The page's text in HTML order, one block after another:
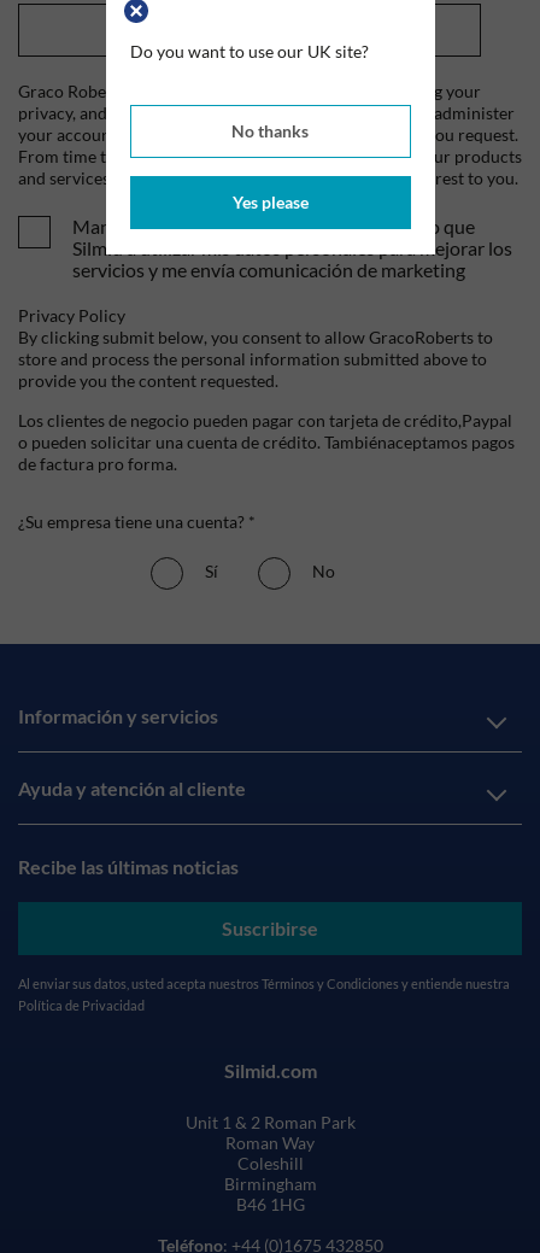
Do you want to use our UK site?
No thanks
Yes please
Graco Roberts is committed to protecting and respecting your
privacy, and we'll only use your personal information to administer
your account and to provide the products and services you request.
From time to time, we would like to contact you about our products
and services, as well as other content that may be of interest to you.
Mandame tus ofertas y novedades. Entiendo que
Silmid a utilizar mis datos personales para mejorar los
servicios y me envía comunicación de marketing
Privacy Policy
By clicking submit below, you consent to allow GracoRoberts to
store and process the personal information submitted above to
provide you the content requested.
Los clientes de negocio pueden pagar con tarjeta de crédito,Paypal
o pueden solicitar una cuenta de crédito. Tambiénaceptamos pagos
de factura pro forma.
¿Su empresa tiene una cuenta? *
Sí No
Información y servicios
Ayuda y atención al cliente
Recibe las últimas noticias
Suscribirse
Al enviar sus datos, usted acepta nuestros Términos y Condiciones y entiende nuestra
Política de Privacidad
Silmid.com
Unit 1 & 2 Roman Park
Roman Way
Coleshill
Birmingham
B46 1HG
Teléfono: +44 (0)1675 432850